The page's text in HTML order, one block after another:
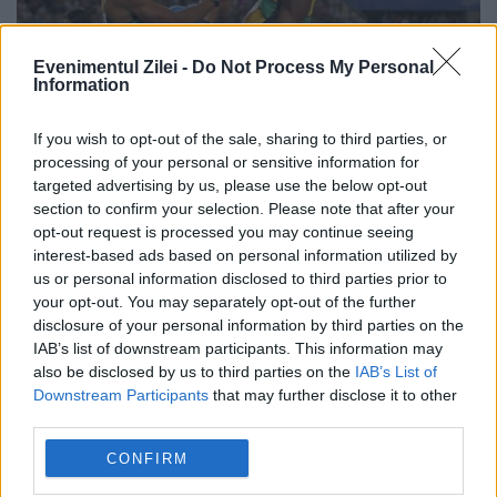
Evenimentul Zilei - Do Not Process My Personal
Information
If you wish to opt-out of the sale, sharing to third parties, or
processing of your personal or sensitive information for
targeted advertising by us, please use the below opt-out
section to confirm your selection. Please note that after your
opt-out request is processed you may continue seeing
interest-based ads based on personal information utilized by
us or personal information disclosed to third parties prior to
your opt-out. You may separately opt-out of the further
disclosure of your personal information by third parties on the
IAB’s list of downstream participants. This information may
also be disclosed by us to third parties on the IAB’s List of
Downstream Participants that may further disclose it to other
CONFIRM
BREAKING NEWS. Lui Usain Bolt i s-a
RETRAS o medalie de aur, din cauza
DOPAJULUI
25 IANUARIE 2017
Cel mai rapid om al planetei, Usain Bolt, a
fost privat, astăzi, de o medalie de aur,